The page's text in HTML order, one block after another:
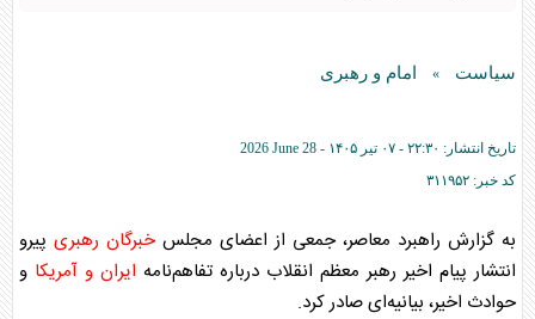
سیاست » امام و رهبری
تاریخ انتشار: ۲۲:۳۰ - ۰۷ تير ۱۴۰۵ -
2026 June 28
کد خبر: ۳۱۱۹۵۲
به گزارش راهبرد معاصر، جمعی از اعضای مجلسخبرگان رهبری پیرو
انتشار پیام اخیر رهبر معظم انقلاب درباره تفاهم‌نامه ایران و آمریکا و
حوادث اخیر، بیانیه‌ای صادر کرد.